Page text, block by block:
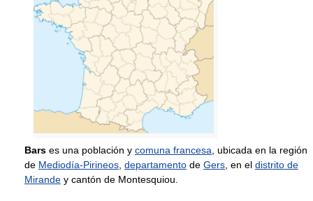
Bars es una población y comuna francesa , ubicada en la región
de Mediodía-Pirineos departamento de Gers , en el distrito de
Mirande y cantón de Montesquiou.